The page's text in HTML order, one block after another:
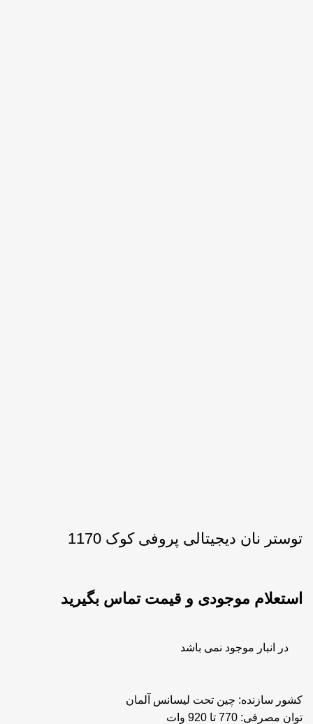
توستر نان دیجیتالی پروفی کوک 1170
استعلام موجودی و قیمت تماس بگیرید
در انبار موجود نمی باشد
کشور سازنده: چین تحت لیسانس آلمان
توان مصرفی: 770 تا 920 وات